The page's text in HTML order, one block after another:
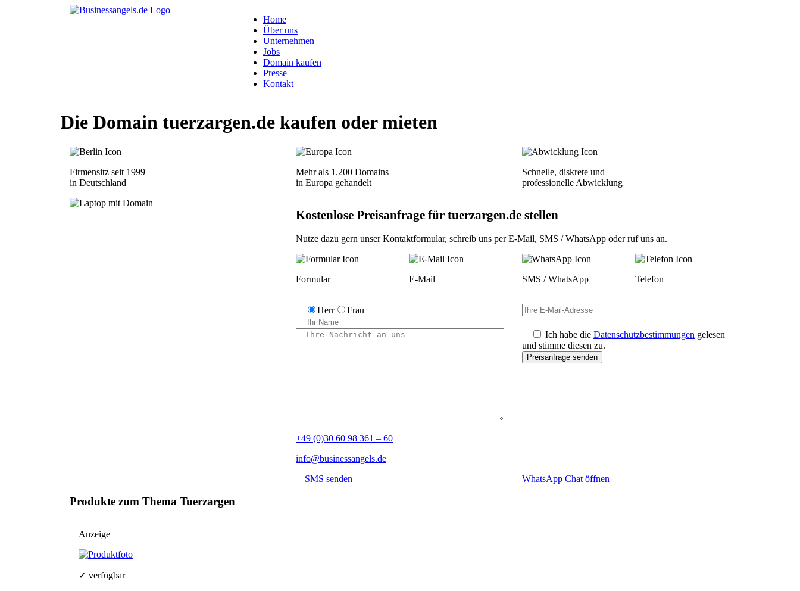
Home
Über uns
Unternehmen
Jobs
Domain kaufen
Presse
Kontakt
Die Domain tuerzargen.de kaufen oder mieten
Firmensitz seit 1999
in Deutschland
Mehr als 1.200 Domains
in Europa gehandelt
Schnelle, diskrete und
professionelle Abwicklung
Kostenlose Preisanfrage für tuerzargen.de stellen
Nutze dazu gern unserKontaktformular, schreib uns perE-Mail, SMS / WhatsApp oderruf uns an.
Formular E-Mail SMS / WhatsApp Telefon
Herr Frau
Ich habe die Datenschutzbestimmungen gelesen
und stimme diesen zu.
+49 (0)30 60 98 361 – 60
info@businessangels.de
SMS senden
WhatsApp Chat öffnen
Produkte zum Thema Tuerzargen
Anzeige
✓ verfügbar